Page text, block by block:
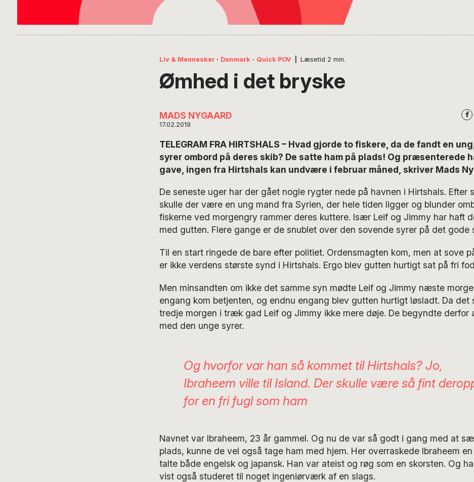
Liv & Mennesker · Danmark · Quick POV Læsetid 2 min.
Ømhed i det bryske
MADS NYGAARD
17.02.2019
TELEGRAM FRA HIRTSHALS – Hvad gjorde to fiskere, da de fandt en
syrer ombord på deres skib? De satte ham på plads! Og præsenterede
gave, ingen fra Hirtshals kan undvære i februar måned, skriver Mads
De seneste uger har der gået nogle rygter nede på havnen i Hirtshals. Efter
skulle der være en ung mand fra Syrien, der hele tiden ligger og blunder
fiskerne ved morgengry rammer deres kuttere. Især Leif og Jimmy har haft
med gutten. Flere gange er de snublet over den sovende syrer på det gode
Til en start ringede de bare efter politiet. Ordensmagten kom, men at sove
er ikke verdens største synd i Hirtshals. Ergo blev gutten hurtigt sat på fri
Men minsandten om ikke det samme syn mødte Leif og Jimmy næste
engang kom betjenten, og endnu engang blev gutten hurtigt løsladt. Da det
tredje morgen i træk gad Leif og Jimmy ikke mere døje. De begyndte derfor
med den unge syrer.
Og hvorfor var han så kommet til Hirtshals? Jo,
Ibraheem ville til Island. Der skulle være så fint
for en fri fugl som ham
Navnet var Ibraheem, 23 år gammel. Og nu de var så godt i gang med at
plads, kunne de vel også tage ham med hjem. Her overraskede Ibraheem
talte både engelsk og japansk. Han var ateist og røg som en skorsten. Og
vist også studeret til noget ingeniørværk af en slags.